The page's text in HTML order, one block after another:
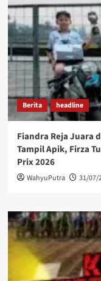
Berita headline
Fiandra Reja Juara
Tampil Apik, Firza
Prix 2026
WahyuPutra 31/07/